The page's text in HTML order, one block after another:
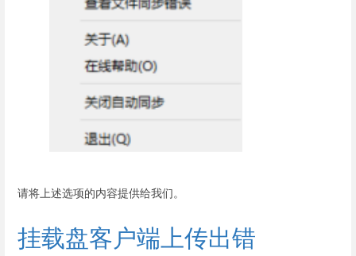
请将上述选项的内容提供给我们。
挂载盘客户端上传出错